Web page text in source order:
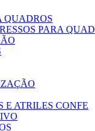
QUADROS
PARA QUAD
E ATRILES CONFE